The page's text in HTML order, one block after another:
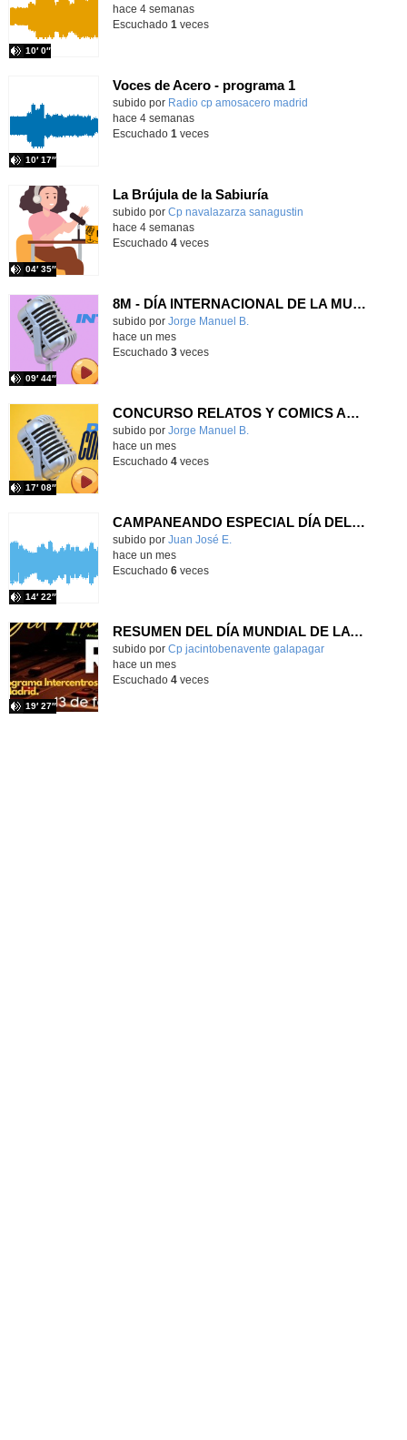
10′ 0″
hace 4 semanas
Escuchado 1 veces
Voces de Acero - programa 1
Contenido educativo.
subido por Radio cp amosacero madrid
10′ 17″
hace 4 semanas
Escuchado 1 veces
La Brújula de la Sabiuría
Contenido educativo.
subido por Cp navalazarza sanagustin
04′ 35″
hace 4 semanas
Escuchado 4veces
8M - DÍA INTERNACIONAL DE LA MUJER
Contenido educativo.
subido por Jorge Manuel B.
09′ 44″
hace un mes
Escuchado 3veces
CONCURSO RELATOS Y COMICS AMPA CEIP PRÍNCIPE FELIPE
Contenido educativo.
subido por Jorge Manuel B.
17′ 08″
hace un mes
Escuchado 4veces
CAMPANEANDO ESPECIAL DÍA DEL LIBRO 2026
Contenido educativo.
subido por Juan José E.
14′ 22″
hace un mes
Escuchado 6veces
RESUMEN DEL DÍA MUNDIAL DE LA RADIO Y LA I.A. PROGRAMA COLABORATIVO
Contenido educativo.
subido por Cp jacintobenavente galapagar
19′ 27″
-
hace un mes
Escuchado 4veces